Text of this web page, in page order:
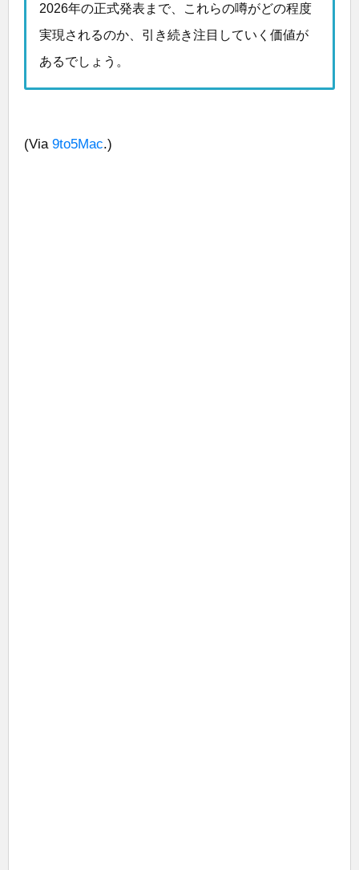
2026年の正式発表まで、これらの噂がどの程度
実現されるのか、引き続き注目していく価値が
あるでしょう。
(Via 9to5Mac.)